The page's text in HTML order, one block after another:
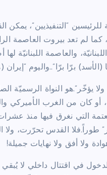
“التنفيذيين”، يمكن
كما لم تعد بيروت العاصمة
والعاصمة اللبنانيّة
برّا برّا”..واليوم
يؤخّر”.هو النواة الرسميّة
أو كان من الغرب الأميركي
التي نغرق فيها منذ
طوراً.فلا القدس تحرّرت،
ولا أفق ولا نهايات جميلة!
في اقتتال داخلي لا يُبقي